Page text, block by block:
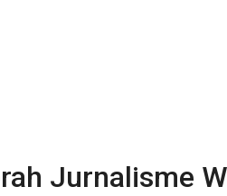
Jurnalisme